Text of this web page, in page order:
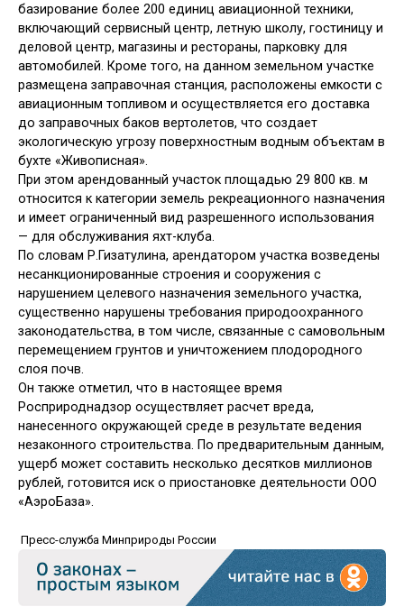
базирование более 200 единиц авиационной техники,
включающий сервисный центр, летную школу, гостиницу и
деловой центр, магазины и рестораны, парковку для
автомобилей. Кроме того, на данном земельном участке
размещена заправочная станция, расположены емкости с
авиационным топливом и осуществляется его доставка
до заправочных баков вертолетов, что создает
экологическую угрозу поверхностным водным объектам в
бухте «Живописная».
При этом арендованный участок площадью 29 800 кв. м
относится к категории земель рекреационного назначения
и имеет ограниченный вид разрешенного использования
— для обслуживания яхт-клуба.
По словам Р.Гизатулина, арендатором участка возведены
несанкционированные строения и сооружения с
нарушением целевого назначения земельного участка,
существенно нарушены требования природоохранного
законодательства, в том числе, связанные с самовольным
перемещением грунтов и уничтожением плодородного
слоя почв.
Он также отметил, что в настоящее время
Росприроднадзор осуществляет расчет вреда,
нанесенного окружающей среде в результате ведения
незаконного строительства. По предварительным данным,
ущерб может составить несколько десятков миллионов
рублей, готовится иск о приостановке деятельности ООО
«АэроБаза».
Пресс-служба Минприроды России